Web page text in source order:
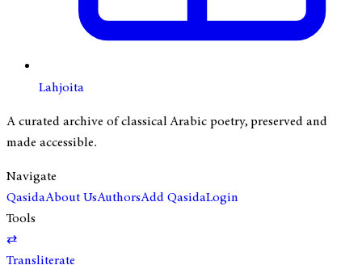
Lahjoita
A curated archive of classical Arabic poetry, preserved and
made accessible.
Navigate
QasidaAbout UsAuthorsAdd QasidaLogin
Tools
⇄
Transliterate